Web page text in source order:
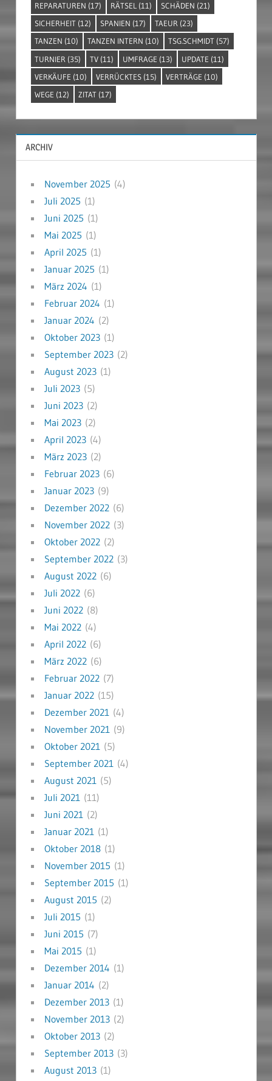
REPARATUREN (17) RÄTSEL (11) SCHÄDEN (21)
SICHERHEIT (12) SPANIEN (17) TAEUR (23)
TANZEN (10) TANZEN INTERN (10) TSG.SCHMIDT (57)
TURNIER (35) TV (11) UMFRAGE (13) UPDATE (11)
VERKÄUFE (10) VERRÜCKTES (15) VERTRÄGE (10)
WEGE (12) ZITAT (17)
ARCHIV
November 2025 (4)
Juli 2025 (1)
Juni 2025 (1)
Mai 2025 (1)
April 2025 (1)
Januar 2025 (1)
März 2024 (1)
Februar 2024 (1)
Januar 2024 (2)
Oktober 2023(1)
September 2023(2)
August 2023(1)
Juli 2023(5)
Juni 2023(2)
Mai 2023(2)
April 2023(4)
März 2023(2)
Februar 2023(6)
Januar 2023(9)
Dezember 2022(6)
November 2022(3)
Oktober 2022(2)
September 2022(3)
August 2022(6)
Juli 2022(6)
Juni 2022(8)
Mai 2022(4)
April 2022(6)
März 2022(6)
Februar 2022(7)
Januar 2022(15)
Dezember 2021(4)
November 2021(9)
Oktober 2021(5)
September 2021(4)
August 2021(5)
Juli 2021(11)
Juni 2021(2)
Januar 2021(1)
Oktober 2018(1)
November 2015 (1)
September 2015 (1)
August 2015 (2)
Juli 2015 (1)
Juni 2015 (7)
Mai 2015 (1)
Dezember 2014 (1)
Januar 2014 (2)
Dezember 2013(1)
November 2013(2)
Oktober 2013(2)
September 2013(3)
August 2013(1)